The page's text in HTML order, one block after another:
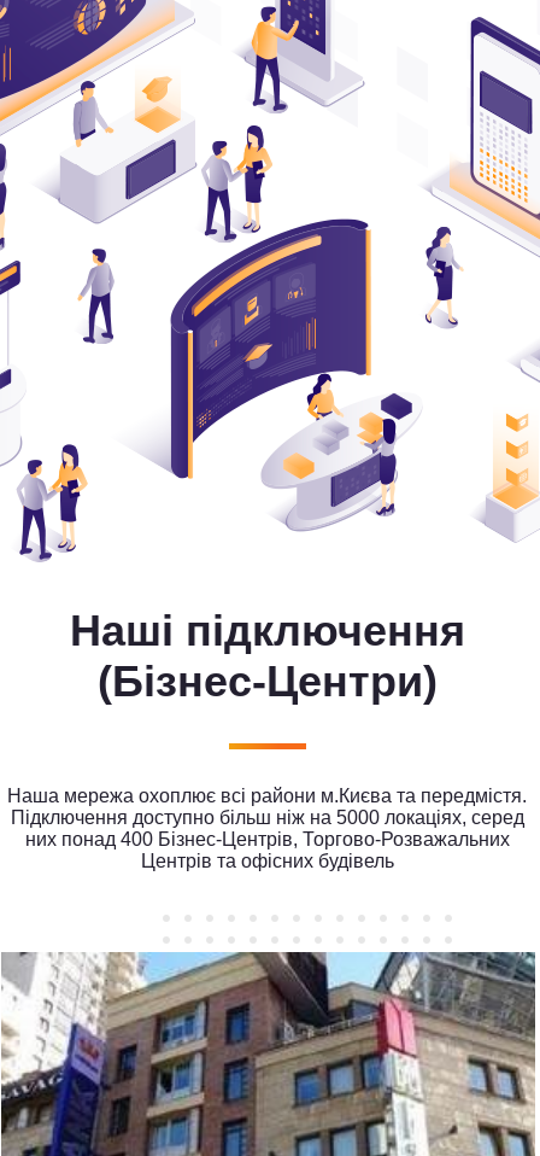
Наші підключення
(Бізнес-Центри)
Наша мережа охоплює всі райони м.Києва та передмістя.
Підключення доступно більш ніж на 5000 локаціях, серед
них понад 400 Бізнес-Центрів, Торгово-Розважальних
Центрів та офісних будівель